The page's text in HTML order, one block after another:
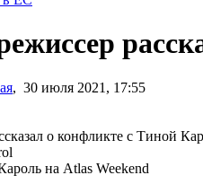
, 30 июля 2021, 17:55
на Atlas Weekend